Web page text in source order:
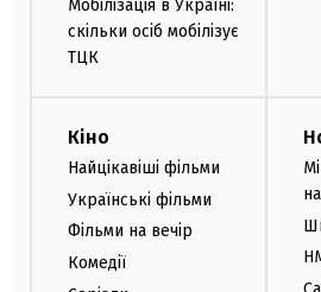
Мобілізація в Україні:
скільки осіб мобілізує
ТЦК
Кіно
Найцікавіші фільми
Українські фільми
Фільми на вечір
Комедії